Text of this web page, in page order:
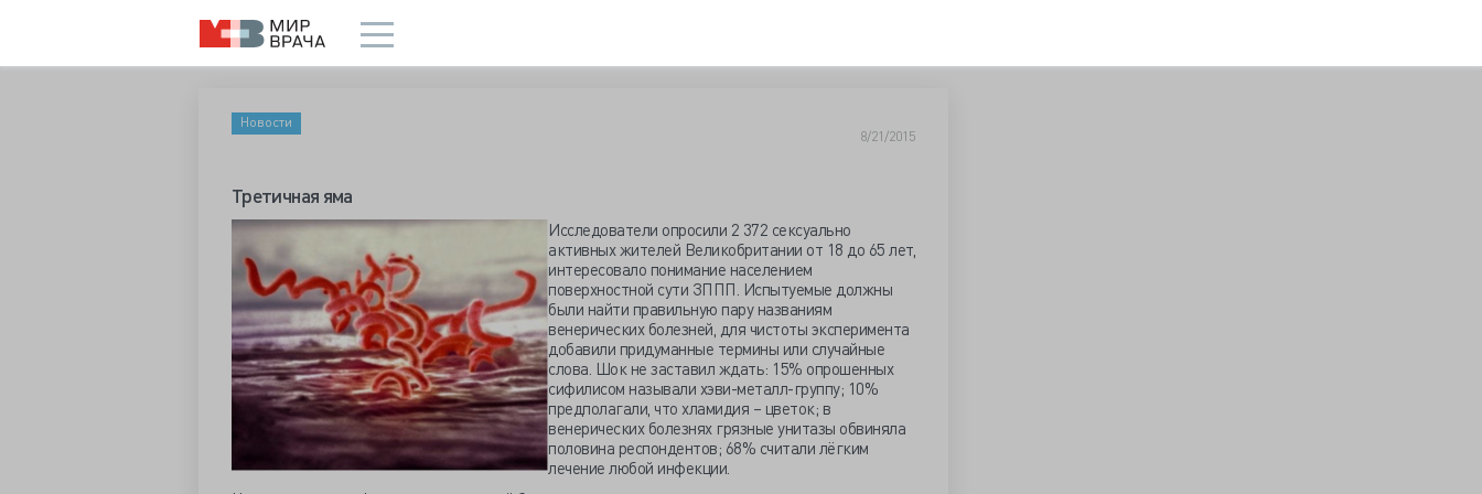
Новости
8/21/2015
Третичная яма
Исследователи опросили 2 372 сексуально
активных жителей Великобритании от 18 до 65 лет,
интересовало понимание населением
поверхностной сути ЗППП. Испытуемые должны
были найти правильную пару названиям
венерических болезней, для чистоты эксперимента
добавили придуманные термины или случайные
слова. Шок не заставил ждать: 15% опрошенных
сифилисом называли хэви-металл-группу; 10%
предполагали, что хламидия – цветок; в
венерических болезнях грязные унитазы обвиняла
половина респондентов; 68% считали лёгким
лечение любой инфекции.